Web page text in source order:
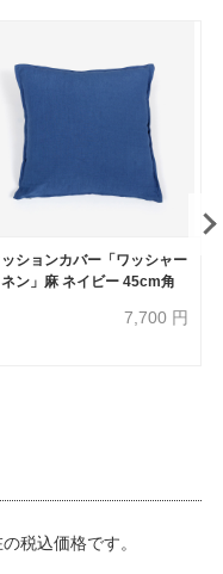
ションカバー「ワッシャー
リネン」麻 ネイビー 45cm角
7,700 円
税込価格です。